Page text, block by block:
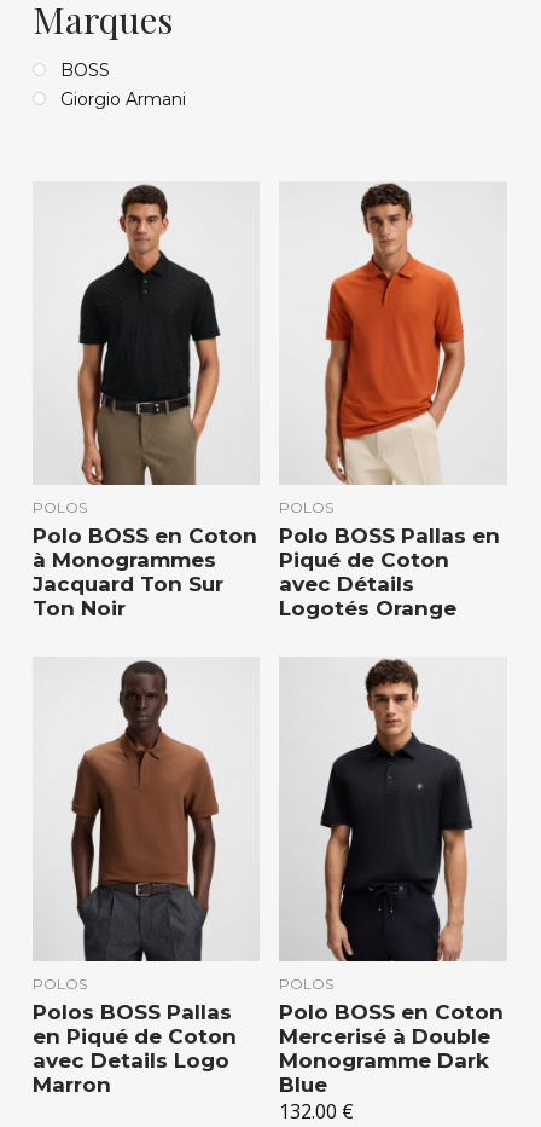
Marques
BOSS
Giorgio Armani
POLOS
Polo BOSS en Coton
à Monogrammes
Jacquard Ton Sur
Ton Noir
POLOS
Polo BOSS Pallas en
Piqué de Coton
avec Détails
Logotés Orange
POLOS
Polos BOSS Pallas
en Piqué de Coton
avec Details Logo
Marron
POLOS
Polo BOSS en Coton
Mercerisé à Double
Monogramme Dark
Blue
132.00 €